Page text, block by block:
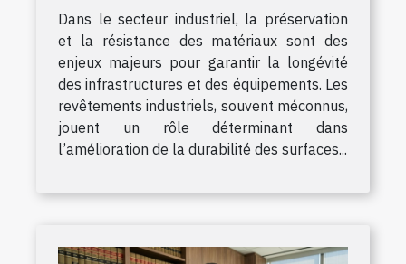
Dans le secteur industriel, la préservation
et la résistance des matériaux sont des
enjeux majeurs pour garantir la longévité
des infrastructures et des équipements. Les
revêtements industriels, souvent méconnus,
jouent un rôle déterminant dans
l’amélioration de la durabilité des surfaces...